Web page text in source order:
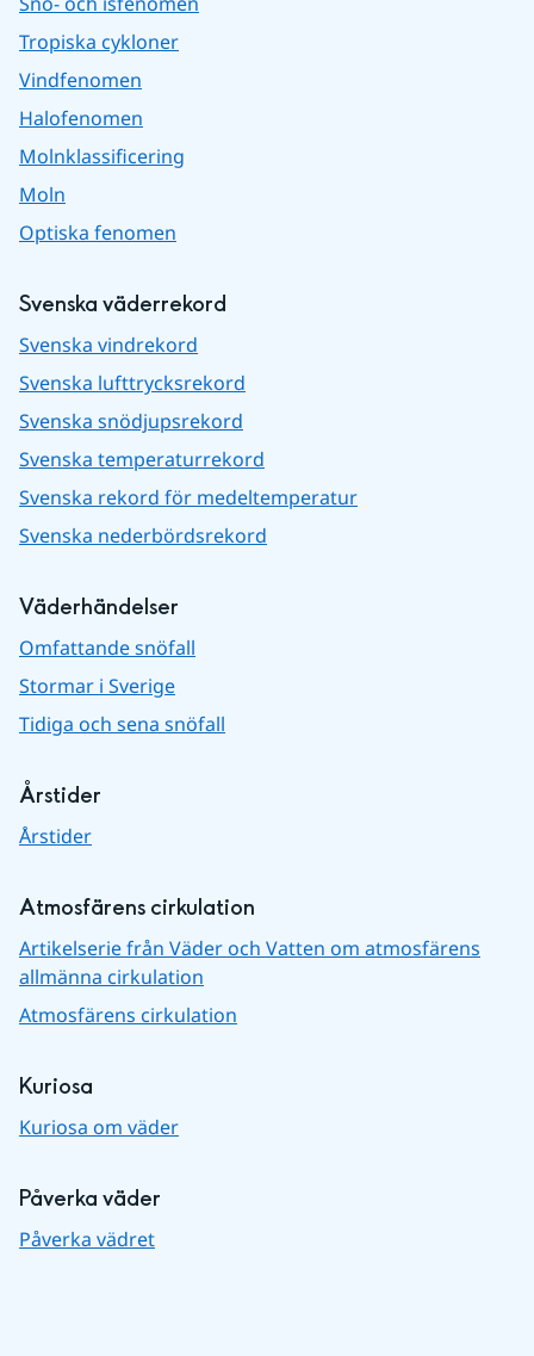
Tropiska cykloner
Vindfenomen
Halofenomen
Molnklassificering
Moln
Optiska fenomen
Svenska väderrekord
Svenska vindrekord
Svenska lufttrycksrekord
Svenska snödjupsrekord
Svenska temperaturrekord
Svenska rekord för medeltemperatur
Svenska nederbördsrekord
Väderhändelser
Omfattande snöfall
Stormar i Sverige
Tidiga och sena snöfall
Årstider
Årstider
Atmosfärens cirkulation
Artikelserie från Väder och Vatten om atmosfärens
allmänna cirkulation
Atmosfärens cirkulation
Kuriosa
Kuriosa om väder
Påverka väder
Påverka vädret